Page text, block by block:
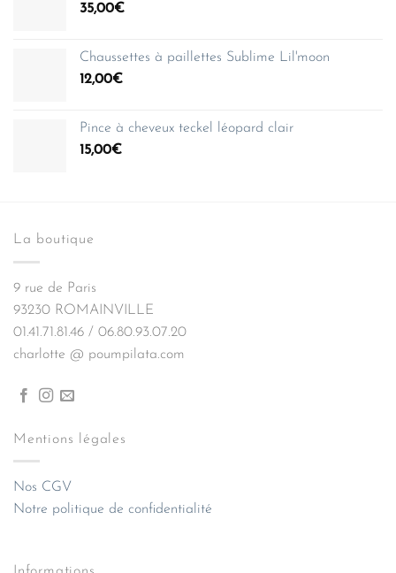
35,00€
Chaussettes à paillettes Sublime Lil'moon
12,00€
Pince à cheveux teckel léopard clair
15,00€
La boutique
9 rue de Paris
93230 ROMAINVILLE
01.41.71.81.46 / 06.80.93.07.20
charlotte @ poumpilata.com
Mentions légales
Nos CGV
Notre politique de confidentialité